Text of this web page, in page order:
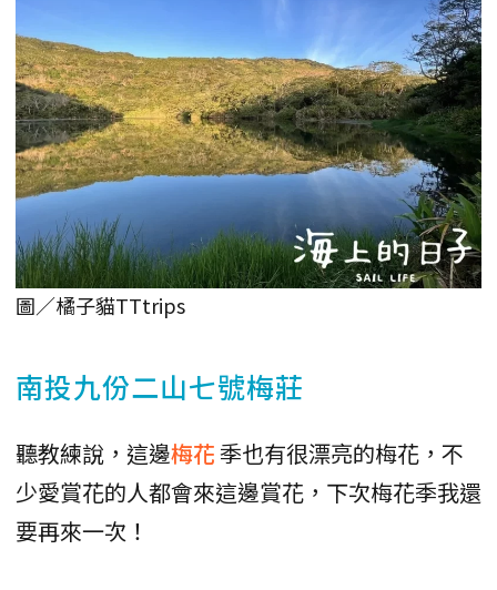
圖／橘子貓TTtrips
南投九份二山七號梅莊
聽教練說，這邊梅花季也有很漂亮的梅花，不
少愛賞花的人都會來這邊賞花，下次梅花季我還
要再來一次！